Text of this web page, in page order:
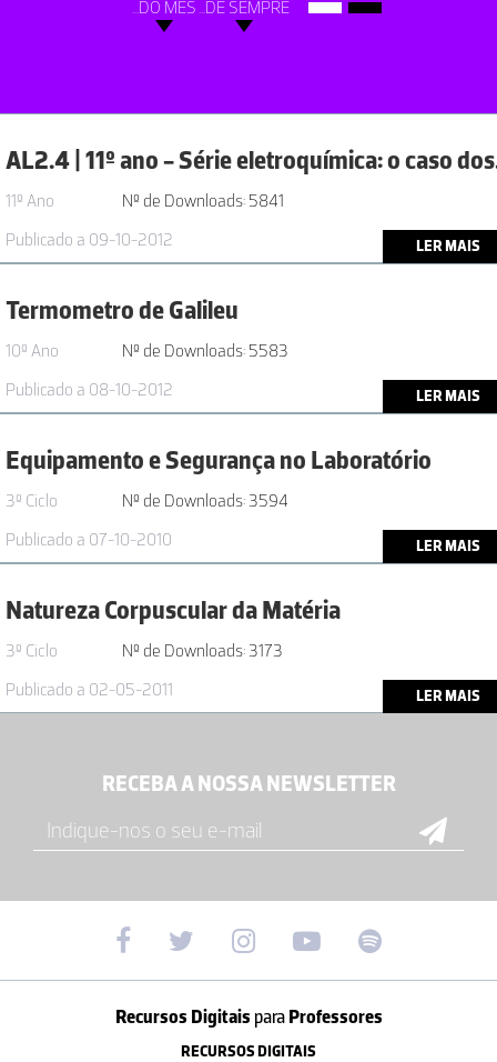
...DO MÊS ...DE SEMPRE
11º Ano
Nº de Downloads: 5841
Publicado a 09-10-2012
LER MAIS
Termometro de Galileu
10º Ano
Nº de Downloads: 5583
Publicado a 08-10-2012
LER MAIS
Equipamento e Segurança no Laboratório
3º Ciclo
Nº de Downloads: 3594
Publicado a 07-10-2010
LER MAIS
Natureza Corpuscular da Matéria
3º Ciclo
Nº de Downloads: 3173
Publicado a 02-05-2011
LER MAIS
RECEBA A NOSSA NEWSLETTER
Recursos Digitais paraProfessores
RECURSOS DIGITAIS